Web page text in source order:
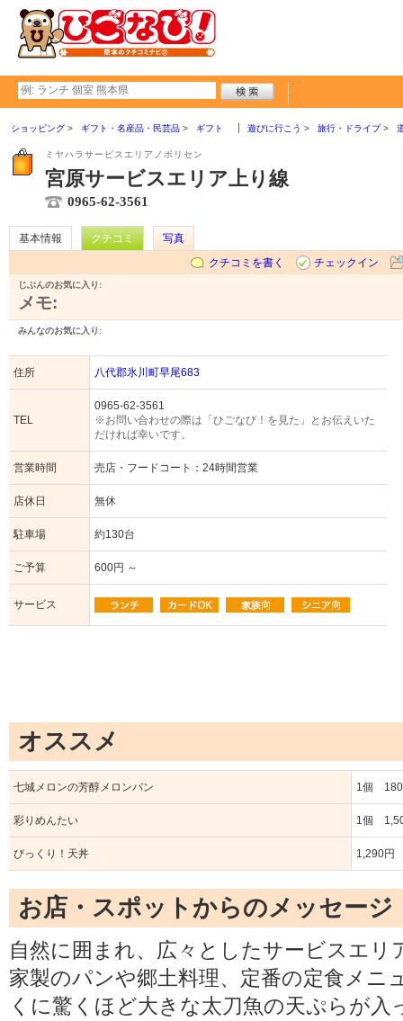
ショッピング ギフト・名産品・民芸品 ギフト 遊びに行こう 旅行・ドライブ
ミヤハラサービスエリアノボリセン
宮原サービスエリア上り線
0965-62-3561
基本情報 クチコミ
写真
クチコミを書く
チェックイン
じぶんのお気に入り:
メモ:
みんなのお気に入り:
住所 八代郡氷川町早尾683
TEL
0965-62-3561
※お問い合わせの際は「ひごなび！を見た」とお伝えいた
だければ幸いです。
営業時間 売店・フードコート：24時間営業
店休日 無休
駐車場 約130台
ご予算 600円 ～
サービス
オススメ
七城メロンの芳醇メロンパン 1個
彩りめんたい 1個
びっくり！天丼 1,290円
お店・スポットからのメッセージ
自然に囲まれ、広々としたサービスエリ
家製のパンや郷土料理、定番の定食メニ
くに驚くほど大きな太刀魚の天ぷらが入